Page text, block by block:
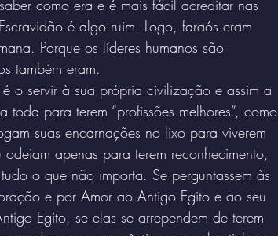
como era e é mais fácil acreditar nas
é algo ruim. Logo, faraós eram
Porque os líderes humanos são
também eram.
o servir à sua própria civilização e assim a
para terem “profissões melhores”, como
suas encarnações no lixo para viverem
apenas para terem reconhecimento,
o que não importa. Se perguntassem às
e por Amor ao Antigo Egito e ao seu
Egito, se elas se arrependem de terem